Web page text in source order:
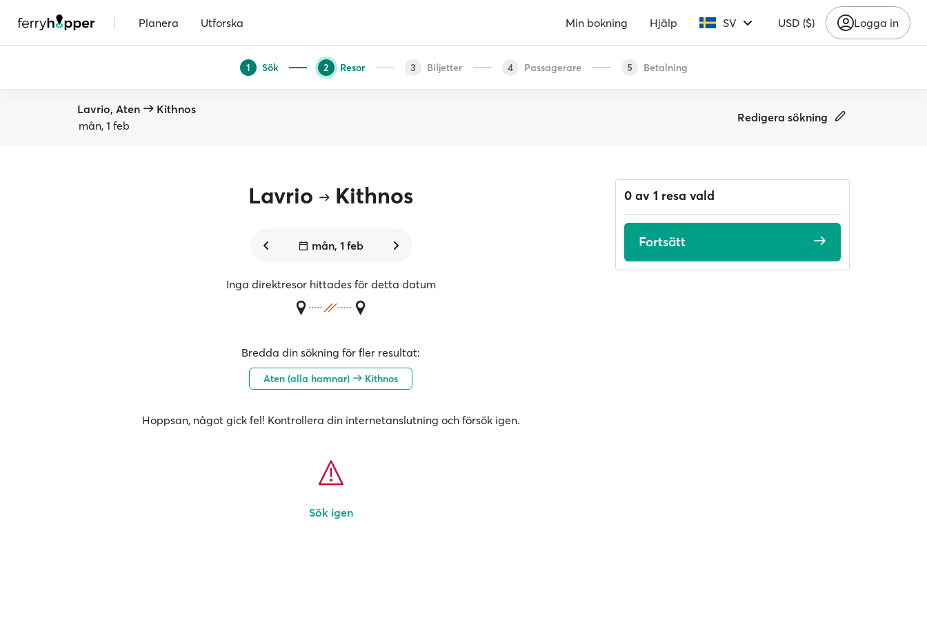
| Planera Utforska Min bokning Hjälp SV USD ($) Logga in
1 Sök 2 Resor 3 Biljetter 4 Passagerare 5 Betalning
Lavrio, Aten
Kithnos
mån, 1 feb
Redigera sökning
Lavrio Kithnos
mån, 1 feb
Inga direktresor hittades för detta datum
Bredda din sökning för fler resultat:
Aten (alla hamnar) Kithnos
Hoppsan, något gick fel! Kontrollera din internetanslutning och försök igen.
Sök igen
0 av 1 resa vald
Fortsätt